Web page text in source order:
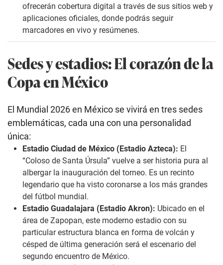
ofrecerán cobertura digital a través de sus sitios web y
aplicaciones oficiales, donde podrás seguir
marcadores en vivo y resúmenes.
Sedes y estadios: El corazón de la
Copa en México
El Mundial 2026 en México se vivirá en tres sedes
emblemáticas, cada una con una personalidad
única:
Estadio Ciudad de México (Estadio Azteca): El
“Coloso de Santa Úrsula” vuelve a ser historia pura al
albergar la inauguración del torneo. Es un recinto
legendario que ha visto coronarse a los más grandes
del fútbol mundial.
Estadio Guadalajara (Estadio Akron): Ubicado en el
área de Zapopan, este moderno estadio con su
particular estructura blanca en forma de volcán y
césped de última generación será el escenario del
segundo encuentro de México.